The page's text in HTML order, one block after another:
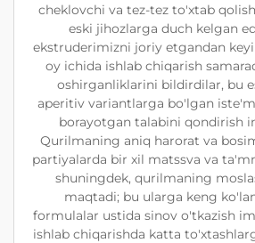
cheklovchi va tez-tez to'xtab
eski jihozlarga duch kelgan
ekstruderimizni joriy etgandan
oy ichida ishlab chiqarish
oshirganliklarini bildirdilar, bu
aperitiv variantlarga bo'lgan
borayotgan talabini qondirish
Qurilmaning aniq harorat va
partiyalarda bir xil matssva va
shuningdek, qurilmaning
maqtadi; bu ularga keng
formulalar ustida sinov o'tkazish
ishlab chiqarishda katta